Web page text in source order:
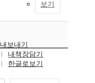
보기
내보내기
내책장담기
한글로보기